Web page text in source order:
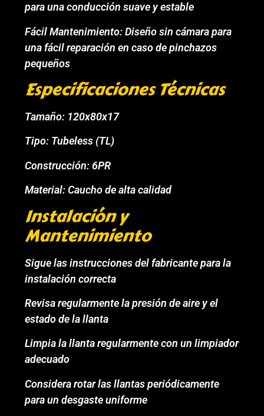
para una conducción suave y estable
Fácil Mantenimiento: Diseño sin cámara para
una fácil reparación en caso de pinchazos
pequeños
Especificaciones Técnicas
Tamaño: 120x80x17
Tipo: Tubeless (TL)
Construcción: 6PR
Material: Caucho de alta calidad
Instalación y
Mantenimiento
Sigue las instrucciones del fabricante para la
instalación correcta
Revisa regularmente la presión de aire y el
estado de la llanta
Limpia la llanta regularmente con un limpiador
adecuado
Considera rotar las llantas periódicamente
para un desgaste uniforme